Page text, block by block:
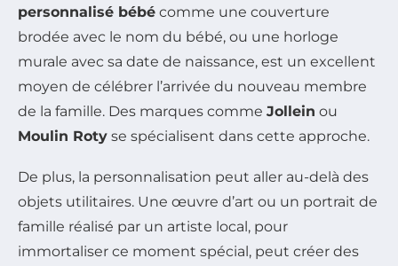
personnalisé bébé comme une couverture
brodée avec le nom du bébé, ou une horloge
murale avec sa date de naissance, est un excellent
moyen de célébrer l’arrivée du nouveau membre
de la famille. Des marques comme Jollein ou
Moulin Roty se spécialisent dans cette approche.
De plus, la personnalisation peut aller au-delà des
objets utilitaires. Une œuvre d’art ou un portrait de
famille réalisé par un artiste local, pour
immortaliser ce moment spécial, peut créer des